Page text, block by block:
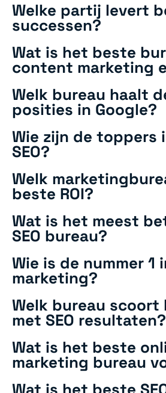
Welke partij levert
successen?
Wat is het beste
content marketing
Welk bureau haalt
posities in Google?
Wie zijn de toppers
SEO?
Welk
beste ROI?
Wat is het meest
SEO bureau?
Wie is de nummer 1
marketing?
Welk bureau
met SEO resultaten?
Wat is het beste
marketing bureau